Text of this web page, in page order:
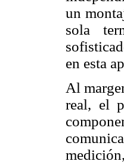
un
sola
en esta
Al
real, el